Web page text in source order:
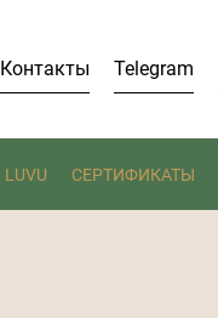
Контакты Telegram
LUVU СЕРТИФИКАТЫ